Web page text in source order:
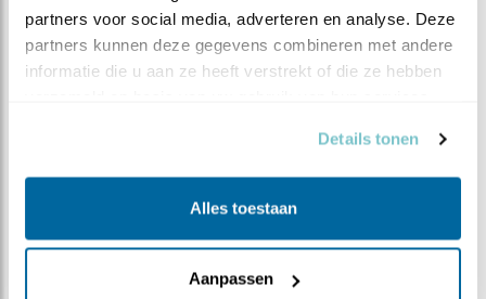
partners voor social media, adverteren en analyse. Deze
partners kunnen deze gegevens combineren met andere
informatie die u aan ze heeft verstrekt of die ze hebben
Details tonen
Alles toestaan
Aanpassen
holenbroeders juist handiger is om witte eieren te
hebben, want dan kunnen ze ze zelf ook beter zien
liggen in het donker (en wordt de kans op per ongeluk
DE EIERWEKKER LOOPT
We zien dat het gedrag van zowel man als vrouw
inmiddels echt veranderd zijn en dat alles wijst op